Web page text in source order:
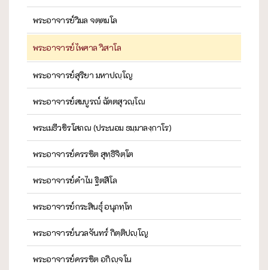
พระอาจารย์วิมล จตฺตมโล
พระอาจารย์ไพศาล วิสาโล
พระอาจารย์สุริยา มหาปญฺโญ
พระอาจารย์สมบูรณ์ ฉัตตสุวณฺโณ
พระเมธีวชิรโสภณ (ประนอม ธมฺมาลงฺกาโร)
พระอาจารย์ครรชิต สุทฺธิจิตฺโต
พระอาจารย์คำไม ฐิตสีโล
พระอาจารย์กระสินธุ์ อนุภทฺโท
พระอาจารย์นวลจันทร์ กิตฺติปญฺโญ
พระอาจารย์ครรชิต อกิญฺจโน